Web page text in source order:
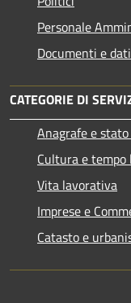
Personale
Documenti e dati
CATEGORIE DI
Anagrafe e
Cultura e tempo
Vita lavorativa
Imprese e
Catasto e